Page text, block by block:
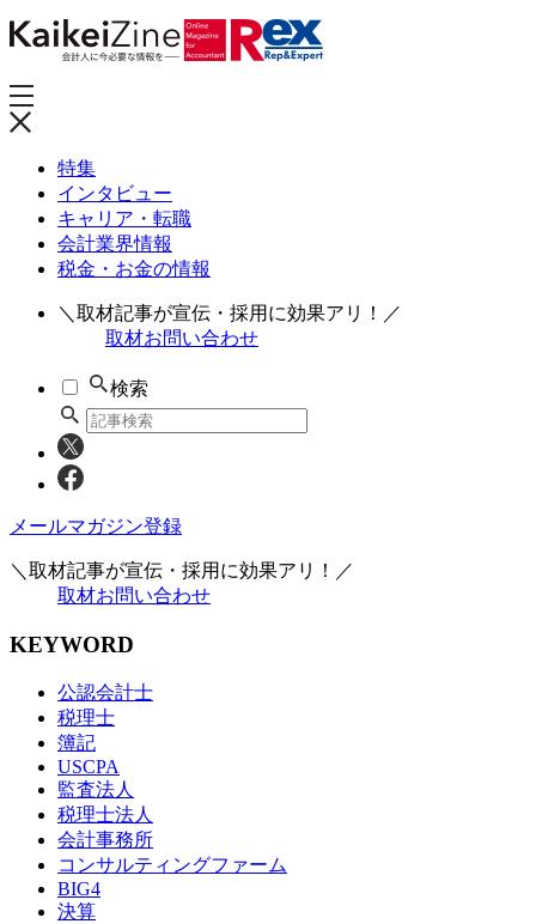
特集
インタビュー
キャリア・転職
会計業界情報
税金・お金の情報
＼取材記事が宣伝・採用に効果アリ！／
取材お問い合わせ
検索
メールマガジン登録
＼取材記事が宣伝・採用に効果アリ！／
取材お問い合わせ
KEYWORD
公認会計士
税理士
簿記
USCPA
監査法人
税理士法人
会計事務所
コンサルティングファーム
BIG4
決算